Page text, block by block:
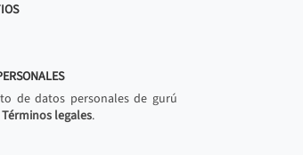
de datos personales de gurú
Términos legales.